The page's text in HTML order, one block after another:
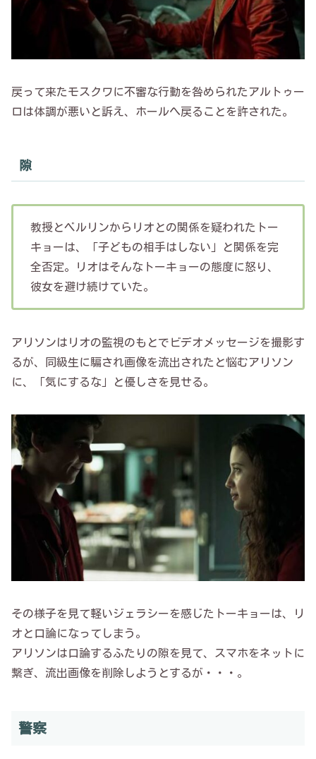
戻って来たモスクワに不審な行動を咎められたアルトゥー
ロは体調が悪いと訴え、ホールへ戻ることを許された。
隙
教授とベルリンからリオとの関係を疑われたトー
キョーは、「子どもの相手はしない」と関係を完
全否定。リオはそんなトーキョーの態度に怒り、
彼女を避け続けていた。
アリソンはリオの監視のもとでビデオメッセージを撮影す
るが、同級生に騙され画像を流出されたと悩むアリソン
に、「気にするな」と優しさを見せる。
その様子を見て軽いジェラシーを感じたトーキョーは、リ
オと口論になってしまう。
アリソンは口論するふたりの隙を見て、スマホをネットに
繋ぎ、流出画像を削除しようとするが・・・。
警察